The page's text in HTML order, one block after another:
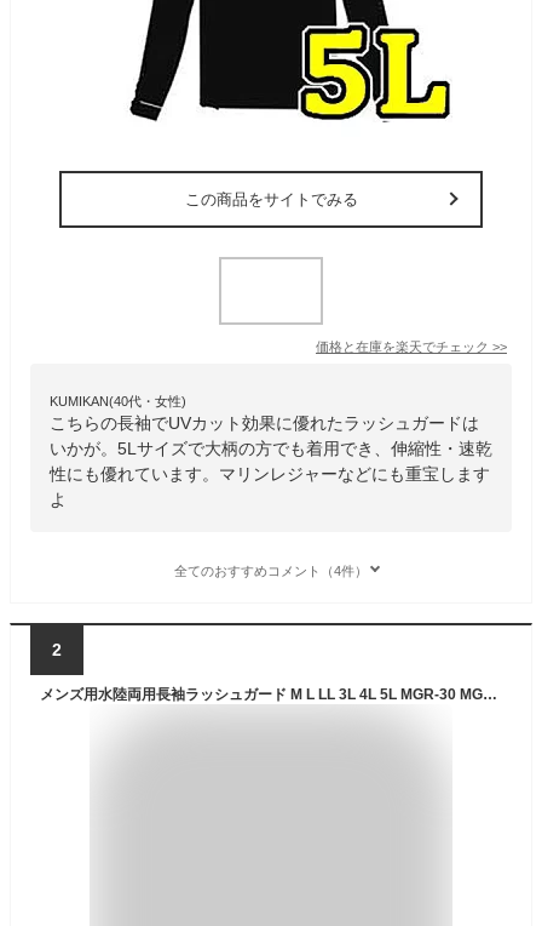
この商品をサイトでみる
価格と在庫を楽天でチェック >>
KUMIKAN(40代・女性)
こちらの長袖でUVカット効果に優れたラッシュガードは
いかが。5Lサイズで大柄の方でも着用でき、伸縮性・速乾
性にも優れています。マリンレジャーなどにも重宝します
よ
全てのおすすめコメント（4件）
2
メンズ用水陸両用長袖ラッシュガード M L LL 3L 4L 5L MGR-30 MGR-30B 紳士用 男性 無地 シンプル ジッパー ジップアップ ファスナー フルジップ UPF50+ UVカット 紫外線防止 吸水速乾 接触冷感 黒 紺 ブラック ネイビー 大きいサイズあり メール便送料無料